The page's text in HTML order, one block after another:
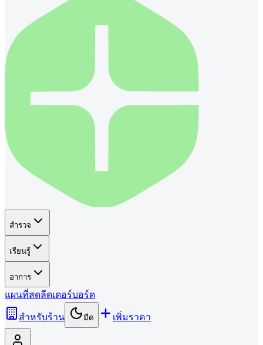
สำรวจ
เรียนรู้
อาการ
แผนที่สดลีดเดอร์บอร์ด
สำหรับร้าน
มืด เพิ่มราคา